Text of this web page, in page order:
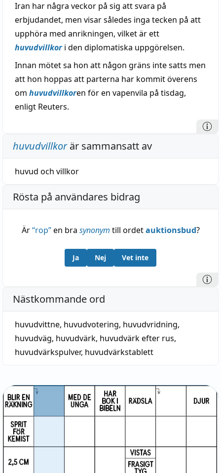
Iran har några veckor på sig att svara på
erbjudandet, men visar således inga tecken på att
upphöra med anrikningen, vilket är ett
huvudvillkori den diplomatiska uppgörelsen.
Innan mötet sa hon att någon gräns inte satts men
att hon hoppas att parterna har kommit överens
om huvudvillkoren för en vapenvila på tisdag,
enligt Reuters.
huvudvillkorär sammansatt av
huvud och villkor
Rösta på användares bidrag
Är“rop”en bra synonym till ordetauktionsbud?
Ja Nej Vet inte
Nästkommande ord
huvudvittne, huvudvotering, huvudvridning,
huvudväg, huvudvärk, huvudvärk efter rus,
huvudvärkspulver, huvudvärkstablett